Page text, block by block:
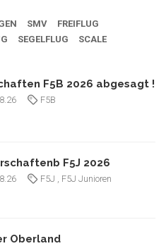
SMV
FREIFLUG
SEGELFLUG
SCALE
F5B 2026 abgesagt !
F5B
F5J 2026
F5J , F5J Junioren
Oberland